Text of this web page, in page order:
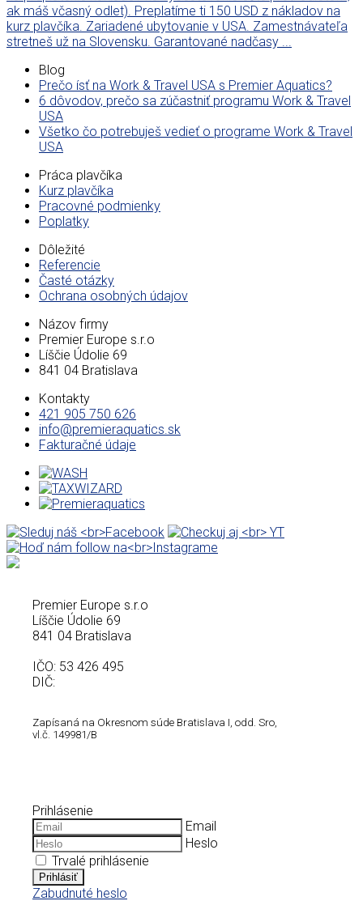
ak máš včasný odlet). Preplatíme ti 150 USD z nákladov na
kurz plavčíka. Zariadené ubytovanie v USA. Zamestnávateľa
stretneš už na Slovensku. Garantované nadčasy ...
Blog
Prečo ísť na Work & Travel USA s Premier Aquatics?
6 dôvodov, prečo sa zúčastniť programu Work & Travel
USA
Všetko čo potrebuješ vedieť o programe Work & Travel
USA
Práca plavčíka
Kurz plavčíka
Pracovné podmienky
Poplatky
Dôležité
Referencie
Časté otázky
Ochrana osobných údajov
Názov firmy
Premier Europe s.r.o
Líščie Údolie 69
841 04 Bratislava
Kontakty
421 905 750 626
info@premieraquatics.sk
Fakturačné údaje
Premier Europe s.r.o
Líščie Údolie 69
841 04 Bratislava
IČO: 53 426 495
DIČ:
Zapísaná na Okresnom súde Bratislava I, odd. Sro,
vl.č. 149981/B
Prihlásenie
Email
Heslo
Trvalé prihlásenie
Prihlásiť
Zabudnuté heslo